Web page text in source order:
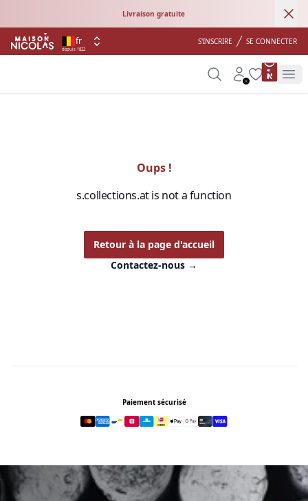
Livraison gratuite
depuis 1822
fr S'INSCRIRE SE CONNECTER
SearchAccount
Wishlist
Oups !
s.collections.at is not a function
Retour à la page d'accueil
Contactez-nous →
Paiement sécurisé